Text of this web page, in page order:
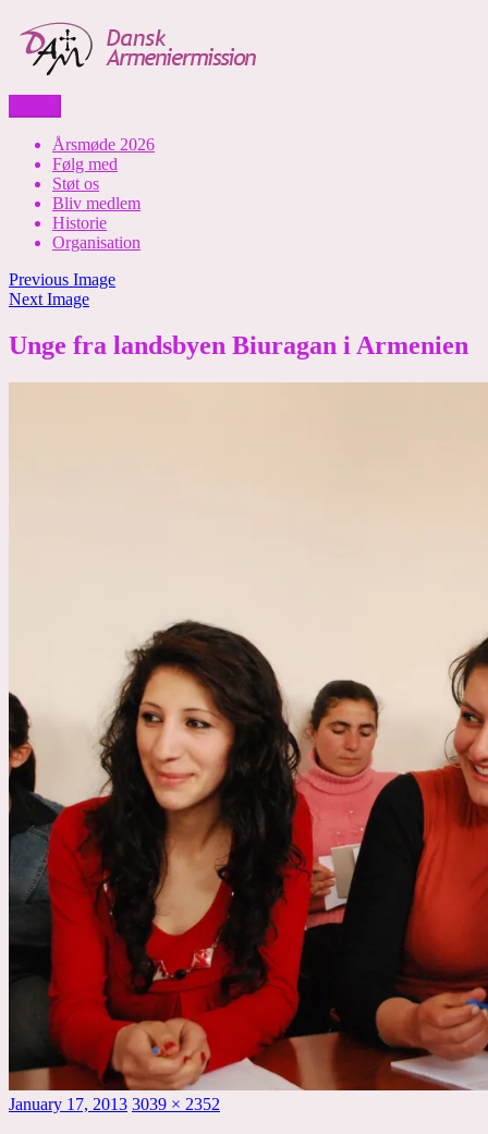
to
content
Dansk Armeniermission
Årsmøde 2026
Følg med
Støt os
Bliv medlem
Historie
Organisation
Previous Image
Next Image
Unge fra landsbyen Biuragan i Armenien
Posted
January 17, 2013 Full
3039 × 2352